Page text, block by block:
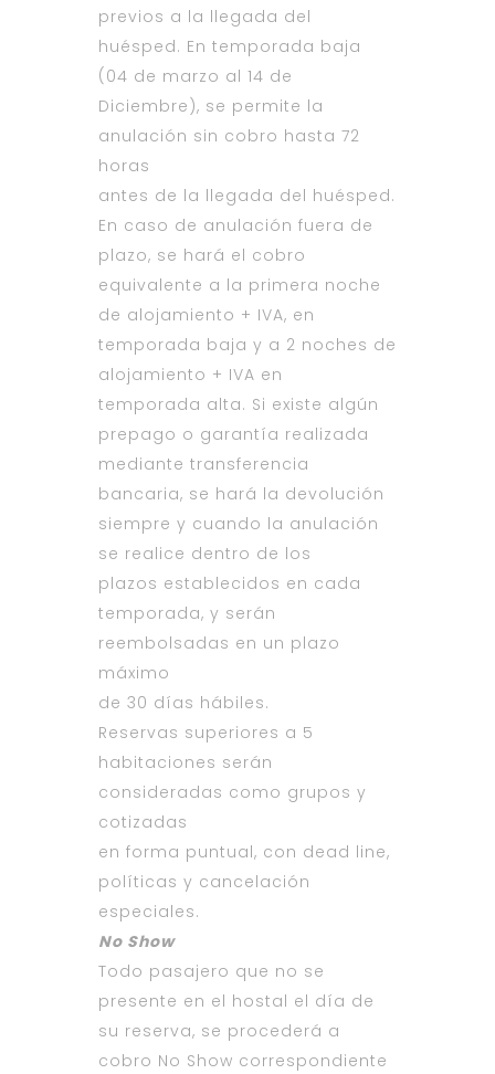
previos a la llegada del
huésped. En temporada baja
(04 de marzo al 14 de
Diciembre), se permite la
anulación sin cobro hasta 72
horas
antes de la llegada del huésped.
En caso de anulación fuera de
plazo, se hará el cobro
equivalente a la primera noche
de alojamiento + IVA, en
temporada baja y a 2 noches de
alojamiento + IVA en
temporada alta. Si existe algún
prepago o garantía realizada
mediante transferencia
bancaria, se hará la devolución
siempre y cuando la anulación
se realice dentro de los
plazos establecidos en cada
temporada, y serán
reembolsadas en un plazo
máximo
de 30 días hábiles.
Reservas superiores a 5
habitaciones serán
consideradas como grupos y
cotizadas
en forma puntual, con dead line,
políticas y cancelación
especiales.
No Show
Todo pasajero que no se
presente en el hostal el día de
su reserva, se procederá a
cobro No Show correspondiente